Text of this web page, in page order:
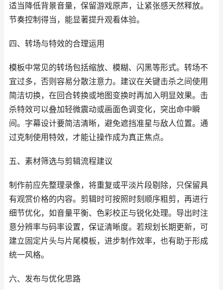
适当降低背景音量，保留游戏原声，让紧张感天然释放。
节奏控制得当，能显著提升观看体验。
四、转场与特效的合理运用
模板中常见的转场包括缩放、模糊、闪黑等形式。转场不
宜过多，否则容易分散注意力。建议在关键击杀之间使用
简洁切换，在回合转换或地图变换时再加入明显效果。击
杀特效可以叠加轻微震动或画面色调变化，突出命中瞬
间。字幕设计要简洁清晰，避免遮挡准星与敌人位置。通
过克制使用特效，才能让操作成为真正焦点。
五、素材筛选与剪辑流程建议
制作前应先整理录像，将重复或平淡片段剔除，只保留具
有观赏价格的内容。剪辑时可按照时刻顺序粗剪，再进行
细节优化，如音量平衡、色彩校正与锐化处理。导出时注
意分辨率与码率设置，保证清晰度。若规划长期更新，可
建立固定片头与片尾模板，进步制作效率，也有助于形成
统一风格。
六、发布与优化思路